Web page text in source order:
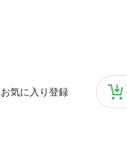
お気に入り登録